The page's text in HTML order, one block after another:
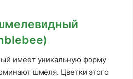
имеет уникальную форму
шмеля. Цветки этого